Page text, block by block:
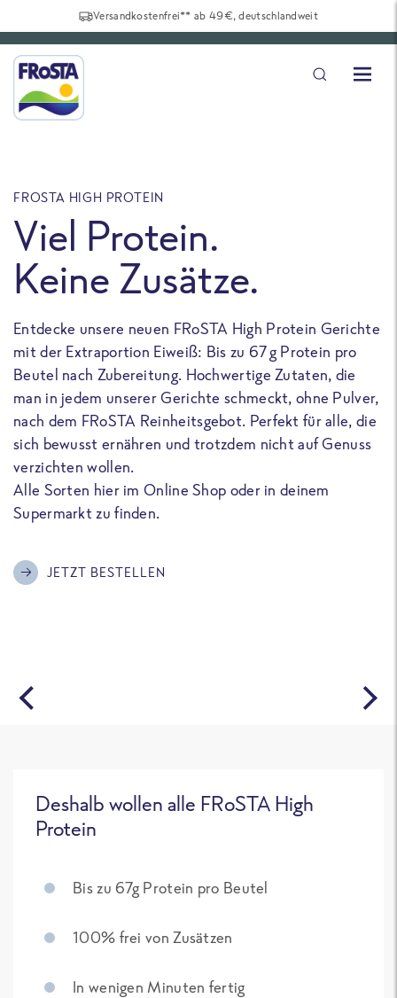
Versandkostenfrei** ab 49€, deutschlandweit
FROSTA HIGH PROTEIN
Viel Protein.
Keine Zusätze.
Entdecke unsere neuen FRoSTA High Protein Gerichte
mit der Extraportion Eiweiß: Bis zu 67 g Protein pro
Beutel nach Zubereitung. Hochwertige Zutaten, die
man in jedem unserer Gerichte schmeckt, ohne Pulver,
nach dem FRoSTA Reinheitsgebot. Perfekt für alle, die
sich bewusst ernähren und trotzdem nicht auf Genuss
verzichten wollen.
Alle Sorten hier im Online Shop oder in deinem
Supermarkt zu finden.
JETZT BESTELLEN
Deshalb wollen alle FRoSTA High
Protein
Bis zu 67g Protein pro Beutel
100% frei von Zusätzen
In wenigen Minuten fertig